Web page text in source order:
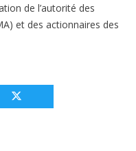
de l’autorité des
et des actionnaires des